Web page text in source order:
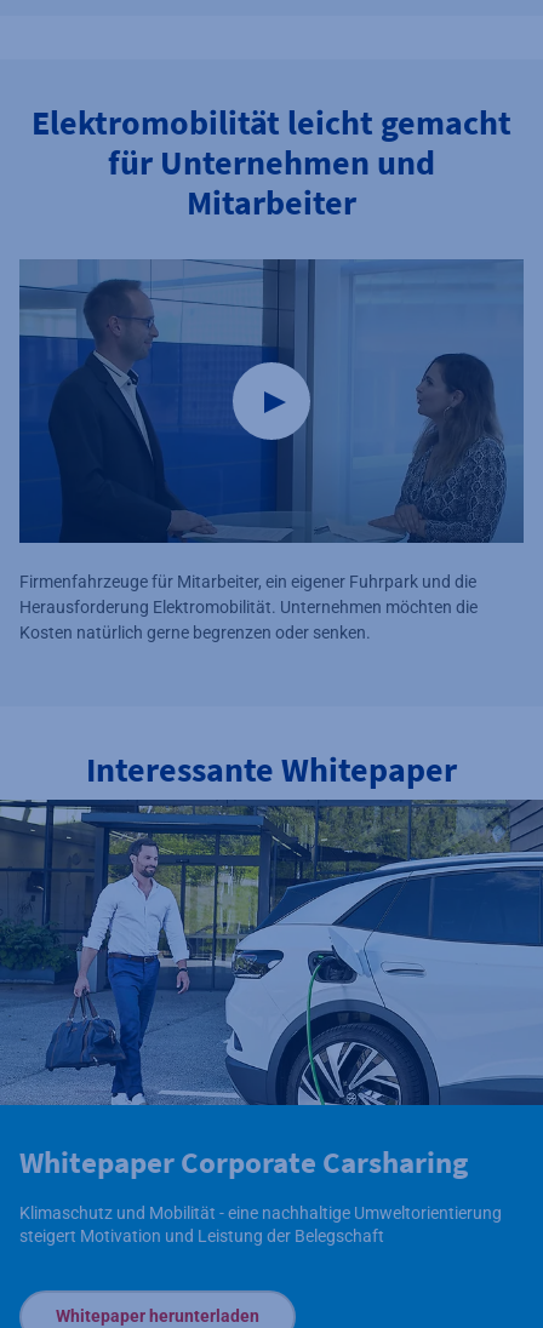
Elektromobilität leicht gemacht
für Unternehmen und
Mitarbeiter
Firmenfahrzeuge für Mitarbeiter, ein eigener Fuhrpark und die
Herausforderung Elektromobilität. Unternehmen möchten die
Kosten natürlich gerne begrenzen oder senken.
Interessante Whitepaper
Whitepaper Corporate Carsharing
Klimaschutz und Mobilität - eine nachhaltige Umweltorientierung
steigert Motivation und Leistung der Belegschaft
Whitepaper herunterladen